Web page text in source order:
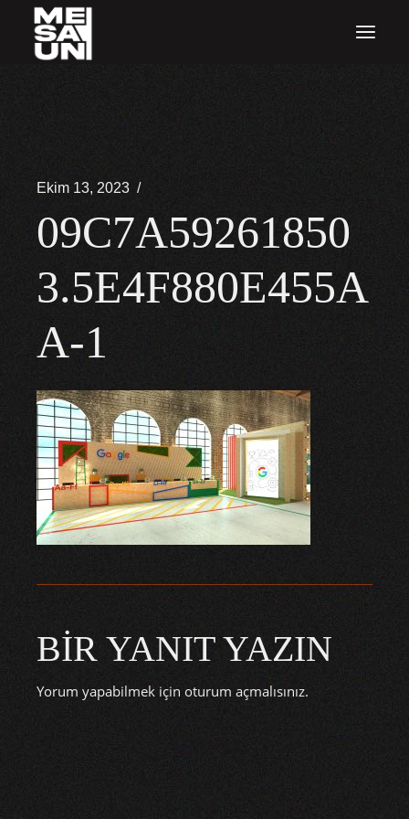
İçeriğe
Ekim 13, 2023
09C7A59261850
3.5E4F880E455A
A-1
BIR YANIT YAZIN
Yorum yapabilmek içinoturum açmalısınız.